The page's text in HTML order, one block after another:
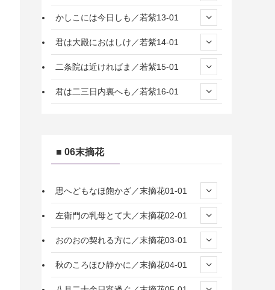
かしこには今日しも／若紫13-01
君は大殿におはしけ／若紫14-01
二条院は近ければま／若紫15-01
君は二三日内裏へも／若紫16-01
■ 06末摘花
思へどもなほ飽かざ／末摘花01-01
左衛門の乳母とて大／末摘花02-01
おのおの契れる方に／末摘花03-01
秋のころほひ静かに／末摘花04-01